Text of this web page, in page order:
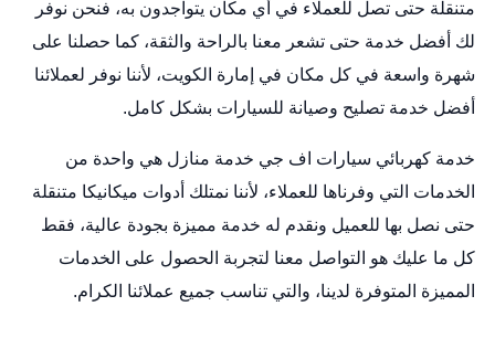
متنقلة حتى تصل للعملاء في أي مكان يتواجدون به، فنحن نوفر
لك أفضل خدمة حتى تشعر معنا بالراحة والثقة، كما حصلنا على
شهرة واسعة في كل مكان في إمارة الكويت، لأننا نوفر لعملائنا
أفضل خدمة تصليح وصيانة للسيارات بشكل كامل.
خدمة كهربائي سيارات اف جي خدمة منازل هي واحدة من
الخدمات التي وفرناها للعملاء، لأننا نمتلك أدوات ميكانيكا متنقلة
حتى نصل بها للعميل ونقدم له خدمة مميزة بجودة عالية، فقط
كل ما عليك هو التواصل معنا لتجربة الحصول على الخدمات
المميزة المتوفرة لدينا، والتي تناسب جميع عملائنا الكرام.